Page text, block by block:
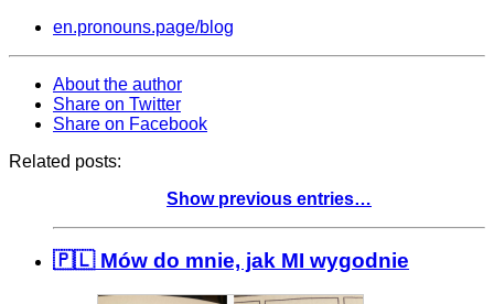
en.pronouns.page/blog
About the author
Share on Twitter
Share on Facebook
Related posts:
Show previous entries…
🇵🇱 Mów do mnie, jak MI wygodnie